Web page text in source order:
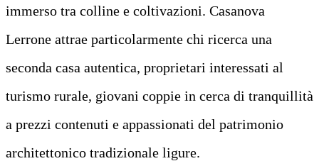
immerso tra colline e coltivazioni. Casanova
Lerrone attrae particolarmente chi ricerca una
seconda casa autentica, proprietari interessati al
turismo rurale, giovani coppie in cerca di tranquillità
a prezzi contenuti e appassionati del patrimonio
architettonico tradizionale ligure.